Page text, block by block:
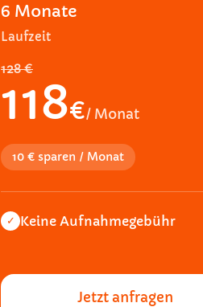
6 Monate
Laufzeit
128 €
118€/ Monat
10 € sparen / Monat
✓ Keine Aufnahmegebühr
Jetzt anfragen